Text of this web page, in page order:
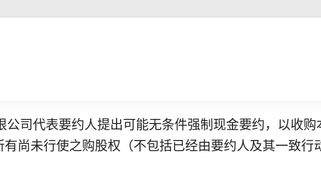
司代表要约人提出可能无条件强制现金要约，以收
尚未行使之购股权（不包括已经由要约人及其一致行